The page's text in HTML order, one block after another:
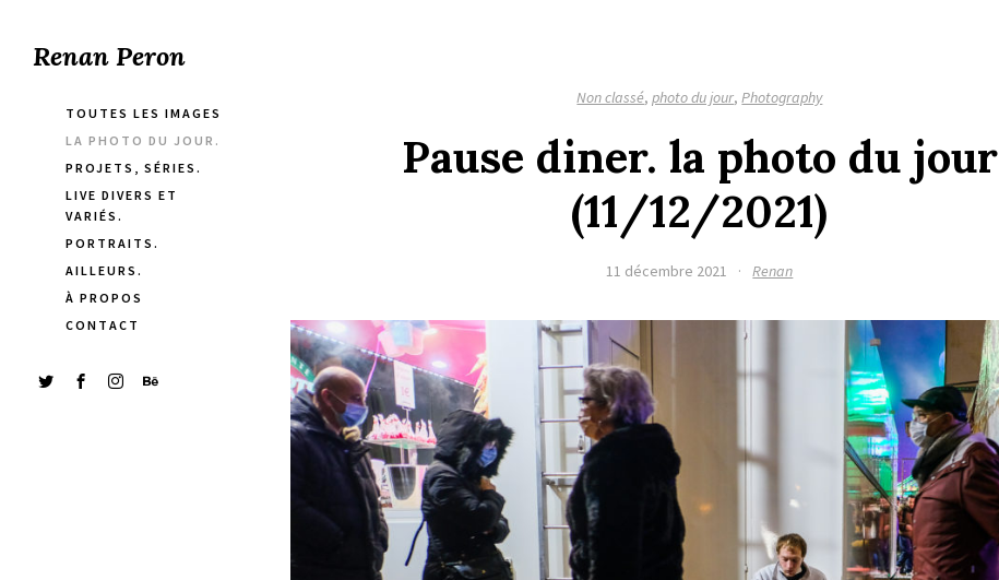
Renan Peron
TOUTES LES IMAGES
LA PHOTO DU JOUR.
PROJETS, SÉRIES.
LIVE DIVERS ET
VARIÉS.
PORTRAITS.
AILLEURS.
À PROPOS
CONTACT
Non classé,photo du jour,Photography
Pause diner. la photo du jour
(11/12/2021)
11 décembre 2021 · Renan